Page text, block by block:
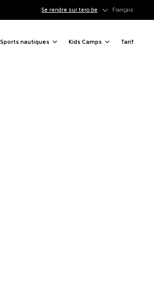
Se rendre sur tero.be Français
Sports nautiques Kids Camps Tarif